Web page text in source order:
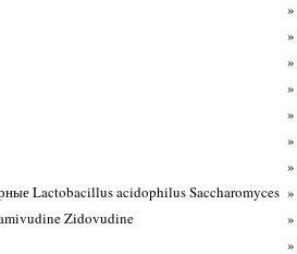
Lactobacillus acidophilus Saccharomyces
Zidovudine
»
»
»
»
»
»
»
»
»
»